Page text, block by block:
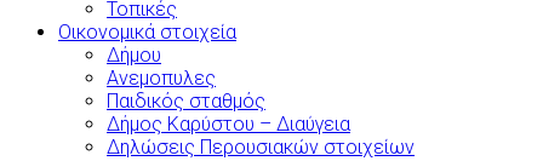
Τοπικές
Οικονομικά στοιχεία
Δήμου
Ανεμοπυλες
Παιδικός σταθμός
Δήμος Καρύστου – Διαύγεια
Δηλώσεις Περουσιακών στοιχείων